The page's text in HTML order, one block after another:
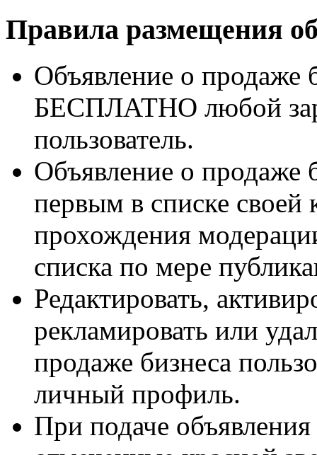
Правила размещения
Объявление о продаже
БЕСПЛАТНО любой
пользователь.
Объявление о продаже
первым в списке своей
прохождения
списка по мере
Редактировать,
рекламировать или
продаже бизнеса
личный профиль.
При подаче